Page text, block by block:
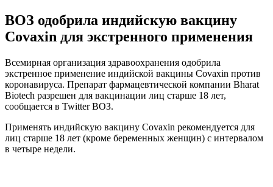
ВОЗ одобрила индийскую вакцину
Covaxin для экстренного применения
Всемирная организация здравоохранения одобрила
экстренное применение индийской вакцины Covaxin против
коронавируса. Препарат фармацевтической компании Bharat
Biotech разрешен для вакцинации лиц старше 18 лет,
сообщается в Twitter ВОЗ.
Применять индийскую вакцину Covaxin рекомендуется для
лиц старше 18 лет (кроме беременных женщин) с интервалом
в четыре недели.